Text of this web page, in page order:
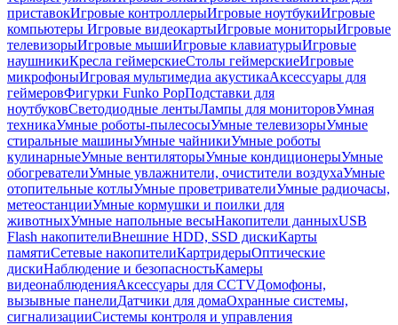
приставокИгровые контроллерыИгровые ноутбукиИгровые
компьютеры Игровые видеокартыИгровые мониторыИгровые
телевизорыИгровые мышиИгровые клавиатурыИгровые
наушникиКресла геймерскиеСтолы геймерскиеИгровые
микрофоныИгровая мультимедиа акустикаАксессуары для
геймеровФигурки Funko PopПодставки для
ноутбуковСветодиодные лентыЛампы для мониторовУмная
техникаУмные роботы-пылесосыУмные телевизорыУмные
стиральные машиныУмные чайникиУмные роботы
кулинарныеУмные вентиляторыУмные кондиционерыУмные
обогревателиУмные увлажнители, очистители воздухаУмные
отопительные котлыУмные проветривателиУмные радиочасы,
метеостанцииУмные кормушки и поилки для
животныхУмные напольные весыНакопители данныхUSB
Flash накопителиВнешние HDD, SSD дискиКарты
памятиСетевые накопителиКартридерыОптические
дискиНаблюдение и безопасностьКамеры
видеонаблюденияАксессуары для CCTVДомофоны,
вызывные панелиДатчики для домаОхранные системы,
сигнализацииСистемы контроля и управления